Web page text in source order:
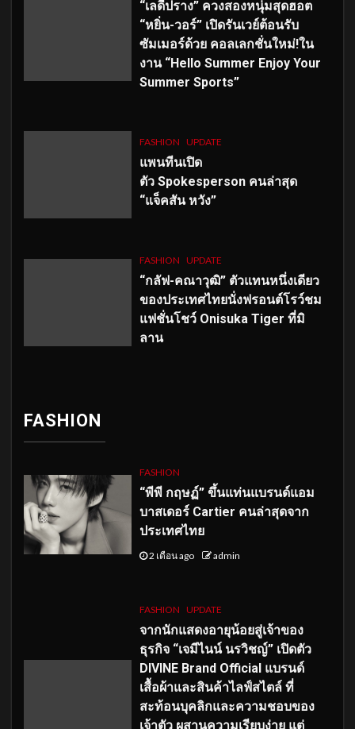
“เลดี้ปราง” ควงสองหนุ่มสุดฮอต
“หยิ่น-วอร์” เปิดรันเวย์ต้อนรับ
ซัมเมอร์ด้วย คอลเลกชั่นใหม่!ใน
งาน “Hello Summer Enjoy Your
Summer Sports”
FASHION UPDATE
แพนทีนเปิด
ตัว Spokesperson คนล่าสุด
“แจ็คสัน หวัง”
FASHION UPDATE
“กลัฟ-คณาวุฒิ” ตัวแทนหนึ่งเดียว
ของประเทศไทยนั่งฟรอนต์โรว์ชม
แฟชั่นโชว์ Onisuka Tiger ที่มิ
ลาน
FASHION
FASHION
“พีพี กฤษฏ์” ขึ้นแท่นแบรนด์แอม
บาสเดอร์ Cartier คนล่าสุดจาก
ประเทศไทย
2 เดือน ago admin
FASHION UPDATE
จากนักแสดงอายุน้อยสู่เจ้าของ
ธุรกิจ “เจมีไนน์ นรวิชญ์” เปิดตัว
DIVINE Brand Official แบรนด์
เสื้อผ้าและสินค้าไลฟ์สไตล์ ที่
สะท้อนบุคลิกและความชอบของ
เจ้าตัว ผสานความเรียบง่าย แต่